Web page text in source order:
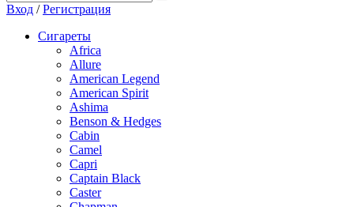
Вход /Регистрация
Сигареты
Africa
Allure
American Legend
American Spirit
Ashima
Benson & Hedges
Cabin
Camel
Capri
Captain Black
Caster